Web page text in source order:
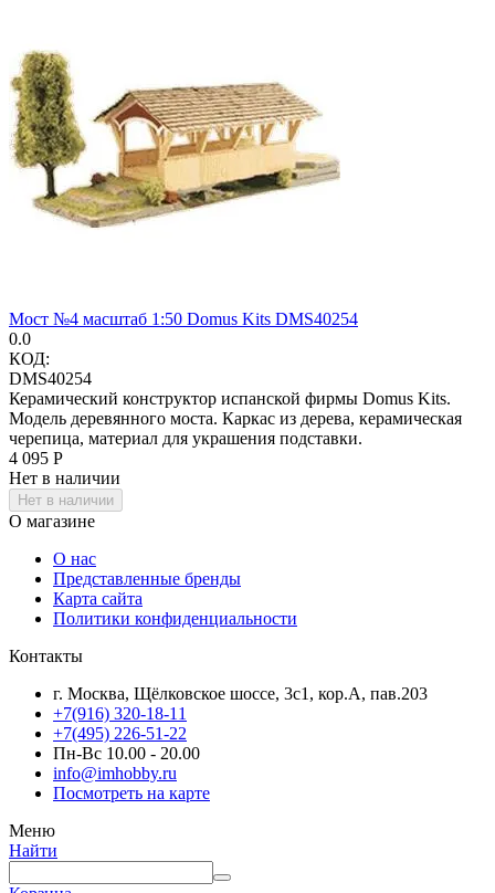
Мост №4 масштаб 1:50 Domus Kits DMS40254
0.0
КОД:
DMS40254
Керамический конструктор испанской фирмы Domus Kits.
Модель деревянного моста. Каркас из дерева, керамическая
черепица, материал для украшения подставки.
4 095 Р
Нет в наличии
Нет в наличии
О магазине
О нас
Представленные бренды
Карта сайта
Политики конфиденциальности
Контакты
г. Москва, Щёлковское шоссе, 3с1, кор.А, пав.203
+7(916) 320-18-11
+7(495) 226-51-22
Пн-Вс 10.00 - 20.00
info@imhobby.ru
Посмотреть на карте
Меню
Найти